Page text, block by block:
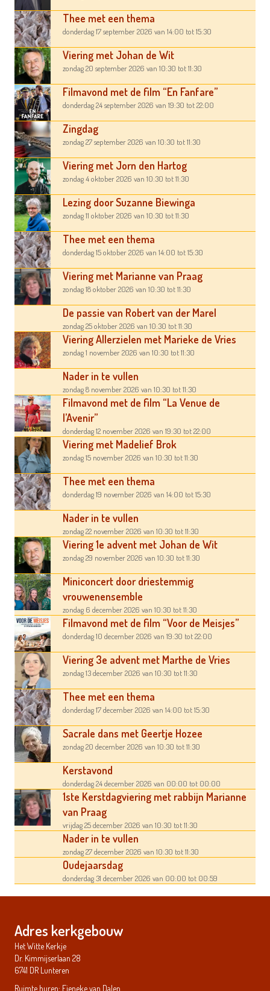
Thee met een thema
donderdag 17 september 2026 van 14:00 tot 15:30
Viering met Johan de Wit
zondag 20 september 2026 van 10:30 tot 11:30
Filmavond met de film “En Fanfare”
donderdag 24 september 2026 van 19:30 tot 22:00
Zingdag
zondag 27 september 2026 van 10:30 tot 11:30
Viering met Jorn den Hartog
zondag 4 oktober 2026 van 10:30 tot 11:30
Lezing door Suzanne Biewinga
zondag 11 oktober 2026 van 10:30 tot 11:30
Thee met een thema
donderdag 15 oktober 2026 van 14:00 tot 15:30
Viering met Marianne van Praag
zondag 18 oktober 2026 van 10:30 tot 11:30
De passie van Robert van der Marel
zondag 25 oktober 2026 van 10:30 tot 11:30
Viering Allerzielen met Marieke de Vries
zondag 1 november 2026 van 10:30 tot 11:30
Nader in te vullen
zondag 8 november 2026 van 10:30 tot 11:30
Filmavond met de film “La Venue de
l’Avenir”
donderdag 12 november 2026 van 19:30 tot 22:00
Viering met Madelief Brok
zondag 15 november 2026 van 10:30 tot 11:30
Thee met een thema
donderdag 19 november 2026 van 14:00 tot 15:30
Nader in te vullen
zondag 22 november 2026 van 10:30 tot 11:30
Viering 1e advent met Johan de Wit
zondag 29 november 2026 van 10:30 tot 11:30
Miniconcert door driestemmig
vrouwenensemble
zondag 6 december 2026 van 10:30 tot 11:30
Filmavond met de film “Voor de Meisjes”
donderdag 10 december 2026 van 19:30 tot 22:00
Viering 3e advent met Marthe de Vries
zondag 13 december 2026 van 10:30 tot 11:30
Thee met een thema
donderdag 17 december 2026 van 14:00 tot 15:30
Sacrale dans met Geertje Hozee
zondag 20 december 2026 van 10:30 tot 11:30
Kerstavond
donderdag 24 december 2026 van 00:00 tot 00:00
1ste Kerstdagviering met rabbijn Marianne
van Praag
vrijdag 25 december 2026 van 10:30 tot 11:30
Nader in te vullen
zondag 27 december 2026 van 10:30 tot 11:30
Oudejaarsdag
donderdag 31 december 2026 van 00:00 tot 00:59
Adres kerkgebouw
Het Witte Kerkje
Dr. Kimmijserlaan 28
6741 DR Lunteren
Ruimte huren: Fieneke van Dalen